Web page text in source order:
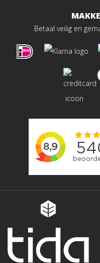
Betaal veilig en